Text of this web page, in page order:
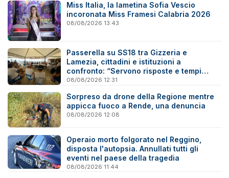
Miss Italia, la lametina Sofia Vescio
incoronata Miss Framesi Calabria 2026
08/08/2026 13:43
Passerella su SS18 tra Gizzeria e
Lamezia, cittadini e istituzioni a
confronto: “Servono risposte e tempi
certi”
08/08/2026 12:31
Sorpreso da drone della Regione mentre
appicca fuoco a Rende, una denuncia
08/08/2026 12:08
Operaio morto folgorato nel Reggino,
disposta l'autopsia. Annullati tutti gli
eventi nel paese della tragedia
08/08/2026 11:44